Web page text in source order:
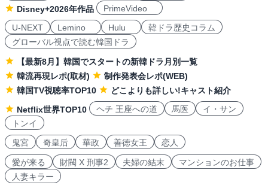
Disney+2026年作品
PrimeVideo
U-NEXT
Lemino Hulu
韓ドラ歴史コラム
グローバル視点で読む韓国ドラ
【最新8月】韓国でスタートの新韓ドラ月別一覧
韓流再現レポ(取材)
制作発表会レポ(WEB)
韓国TV視聴率TOP10
どこよりも詳しい!キャスト紹介
Netflix世界TOP10
ヘチ 王座への道 馬医
イ・サン
トンイ
鬼宮
奇皇后 華政 善徳女王 恋人
愛が来る 財閥 X 刑事2 夫婦の結末
マンションのお仕事
人妻キラー